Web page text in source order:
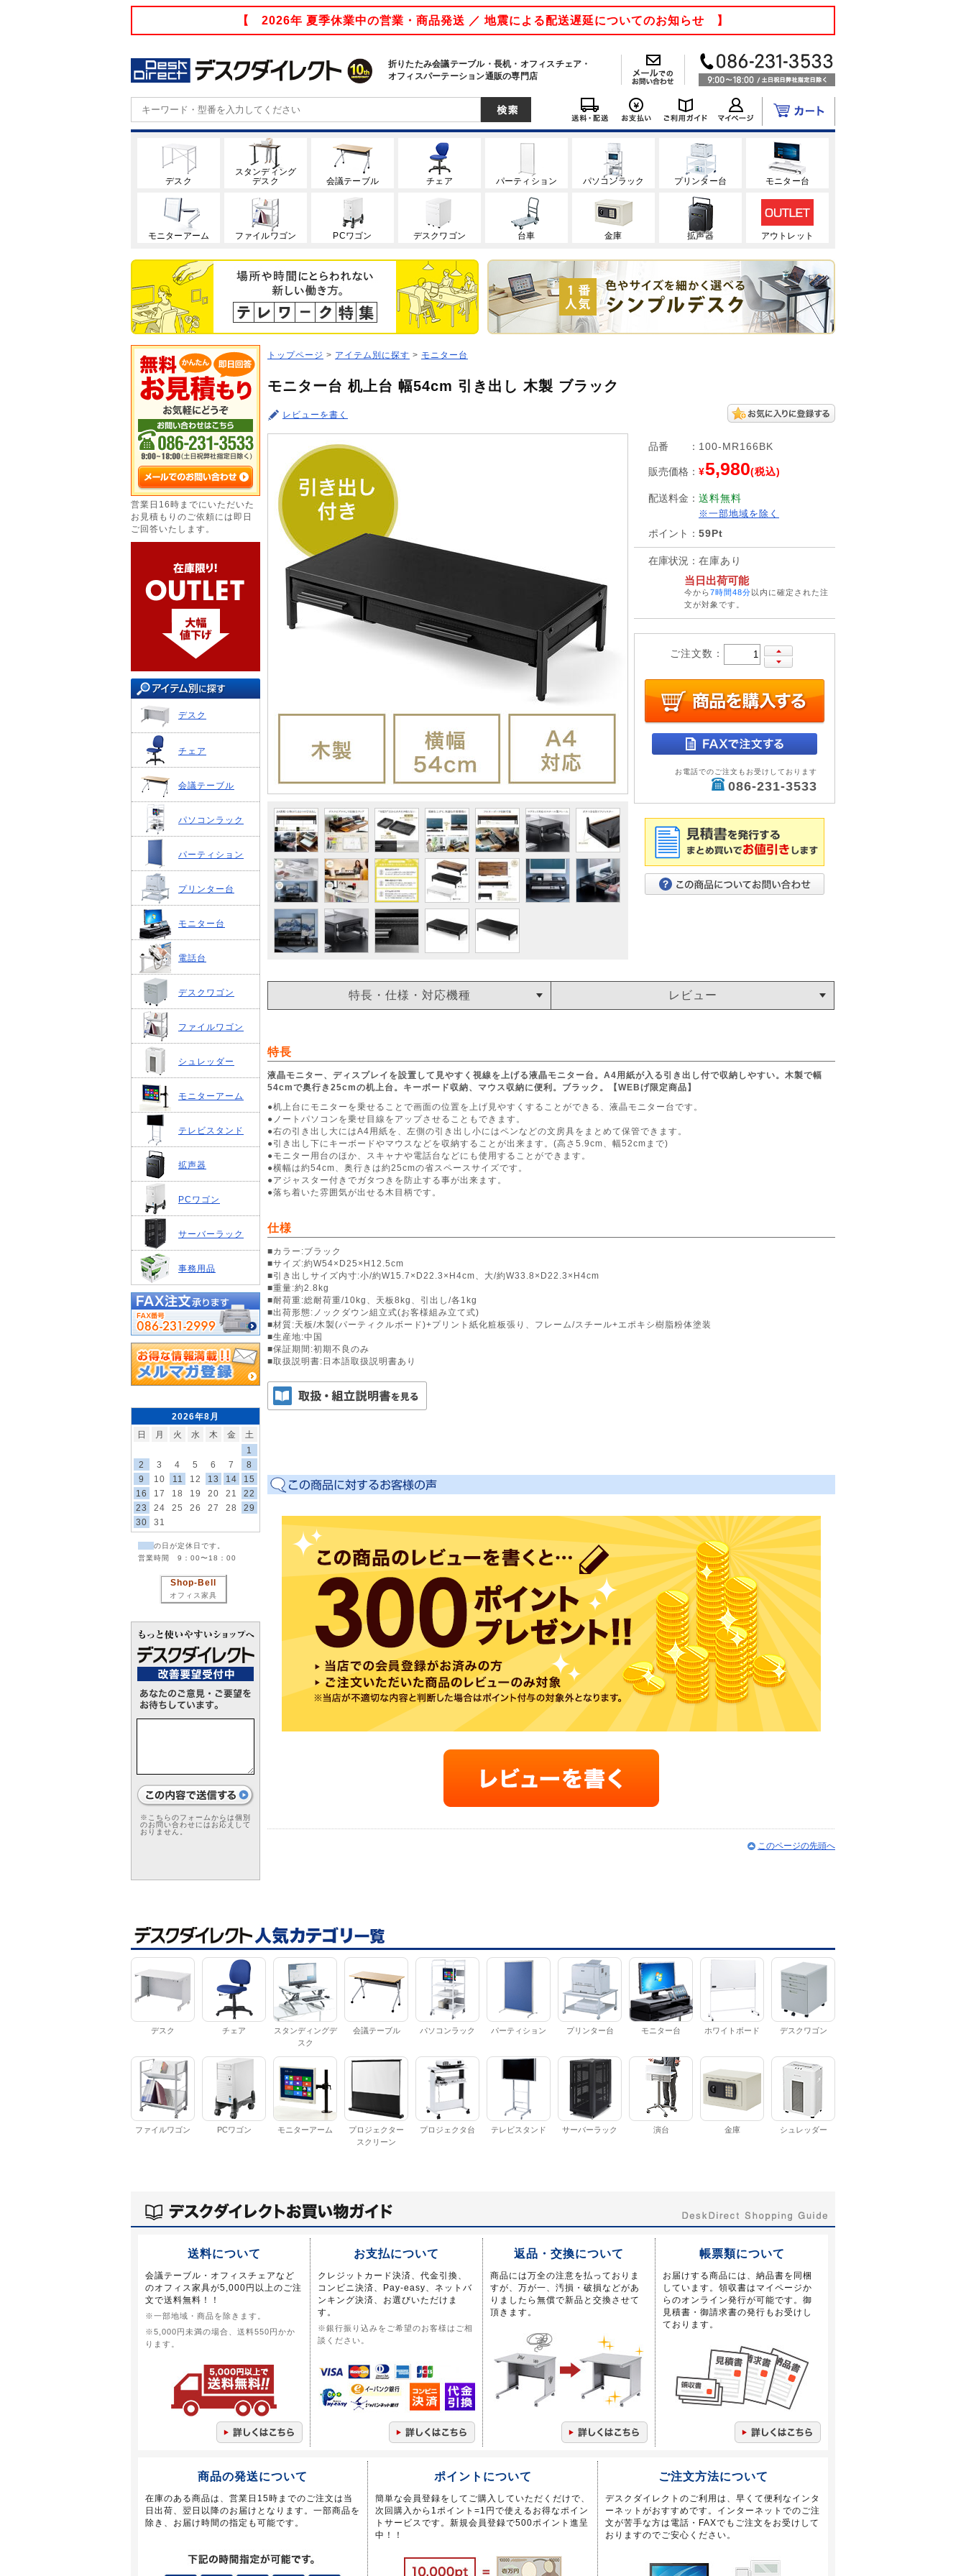
【 2026年 夏季休業中の営業・商品発送 ／ 地震による配送遅延についてのお知らせ 】
折りたたみ会議テーブル・長机・オフィスチェア・
オフィスパーテーション通販の専門店
デスク
スタンディング
デスク
会議テーブル チェア パーティション パソコンラック プリンター台 モニター台
モニターアーム ファイルワゴン PCワゴン デスクワゴン 台車 金庫 拡声器 アウトレット
営業日16時までにいただいた
お見積もりのご依頼には即日
ご回答いたします。
デスク
チェア
会議テーブル
パソコンラック
パーティション
プリンター台
モニター台
電話台
デスクワゴン
ファイルワゴン
シュレッダー
モニターアーム
テレビスタンド
拡声器
PCワゴン
サーバーラック
事務用品
2026年8月
日
月 火 水 木 金
土
1
2
3 4 5 6 7
8
9
10 11 12 13 14
15
16
17 18 19 20 21
22
23
24 25 26 27 28
29
30
31
の日が定休日です。
営業時間 9：00〜18：00
Shop-Bell
オフィス家具
※こちらのフォームからは個別
のお問い合わせにはお応えして
おりません。
トップページ > アイテム別に探す > モニター台
モニター台 机上台 幅54cm 引き出し 木製 ブラック
レビューを書く
品番 ： 100-MR166BK
販売価格 ： ¥5,980(税込)
配送料金 ： 送料無料
※一部地域を除く
ポイント ： 59Pt
在庫状況 ： 在庫あり
当日出荷可能
今から7時間48分以内に確定された注
文が対象です。
ご注文数：
お電話でのご注文もお受けしております
086-231-3533
特長・仕様・対応機種 レビュー
特長
液晶モニター、ディスプレイを設置して見やすく視線を上げる液晶モニター台。A4用紙が入る引き出し付で収納しやすい。木製で幅
54cmで奥行き25cmの机上台。キーボード収納、マウス収納に便利。ブラック。【WEBげ限定商品】
●机上台にモニターを乗せることで画面の位置を上げ見やすくすることができる、液晶モニター台です。
●ノートパソコンを乗せ目線をアップさせることもできます。
●右の引き出し大にはA4用紙を、左側の引き出し小にはペンなどの文房具をまとめて保管できます。
●引き出し下にキーボードやマウスなどを収納することが出来ます。(高さ5.9cm、幅52cmまで)
●モニター用台のほか、スキャナや電話台などにも使用することができます。
●横幅は約54cm、奥行きは約25cmの省スペースサイズです。
●アジャスター付きでガタつきを防止する事が出来ます。
●落ち着いた雰囲気が出せる木目柄です。
仕様
■カラー:ブラック
■サイズ:約W54×D25×H12.5cm
■引き出しサイズ内寸:小/約W15.7×D22.3×H4cm、大/約W33.8×D22.3×H4cm
■重量:約2.8kg
■耐荷重:総耐荷重/10kg、天板8kg、引出し/各1kg
■出荷形態:ノックダウン組立式(お客様組み立て式)
■材質:天板/木製(パーティクルボード)+プリント紙化粧板張り、フレーム/スチール+エポキシ樹脂粉体塗装
■生産地:中国
■保証期間:初期不良のみ
■取扱説明書:日本語取扱説明書あり
このページの先頭へ
デスク チェア
スタンディングデ
スク
会議テーブル パソコンラック パーティション プリンター台 モニター台 ホワイトボード デスクワゴン
ファイルワゴン PCワゴン モニターアーム
プロジェクター
スクリーン
プロジェクタ台 テレビスタンド サーバーラック 演台 金庫 シュレッダー
送料について
会議テーブル・オフィスチェアなど
のオフィス家具が5,000円以上のご注
文で送料無料！！
※一部地域・商品を除きます。
※5,000円未満の場合、送料550円かか
ります。
お支払について
クレジットカード決済、代金引換、
コンビニ決済、Pay-easy、ネットバ
ンキング決済、お選びいただけま
す。
※銀行振り込みをご希望のお客様はご相
談ください。
返品・交換について
商品には万全の注意を払っておりま
すが、万が一、汚損・破損などがあ
りましたら無償で新品と交換させて
頂きます。
帳票類について
お届けする商品には、納品書を同梱
しています。領収書はマイページか
らのオンライン発行が可能です。御
見積書・御請求書の発行もお受けし
ております。
商品の発送について
在庫のある商品は、営業日15時までのご注文は当
日出荷、翌日以降のお届けとなります。一部商品を
除き、お届け時間の指定も可能です。
ポイントについて
簡単な会員登録をしてご購入していただくだけで、
次回購入から1ポイント=1円で使えるお得なポイン
トサービスです。新規会員登録で500ポイント進呈
中！！
ご注文方法について
デスクダイレクトのご利用は、早くて便利なインタ
ーネットがおすすめです。インターネットでのご注
文が苦手な方は電話・FAXでもご注文をお受けして
おりますのでご安心ください。